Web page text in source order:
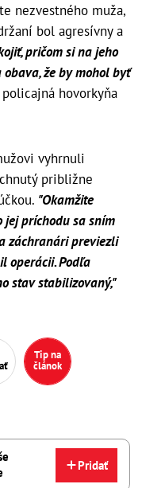
nezvestného muža,
bol agresívny a
pričom si na jeho
že by mohol byť
hovorkyňa
vyhrnuli
približne
"Okamžite
príchodu sa sním
záchranári previezli
operácii. Podľa
stav stabilizovaný,"
Tip na
článok
Pridať